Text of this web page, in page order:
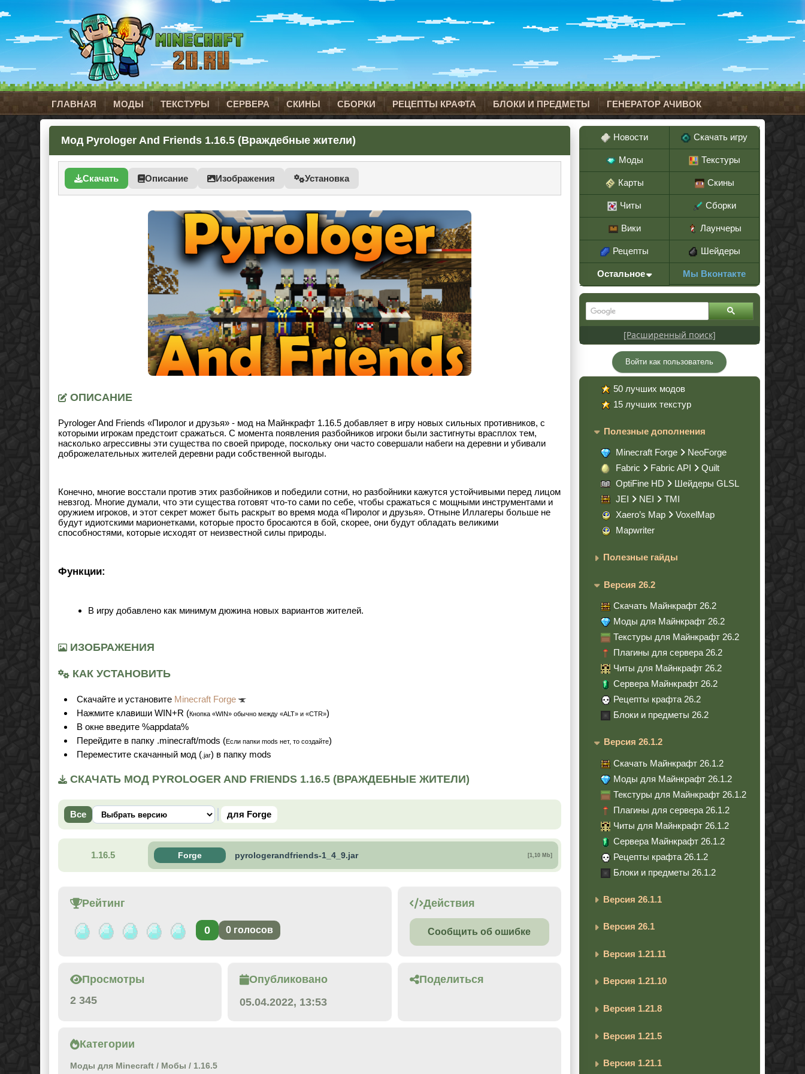
ГЛАВНАЯ МОДЫ ТЕКСТУРЫ СЕРВЕРА СКИНЫ СБОРКИ РЕЦЕПТЫ КРАФТА БЛОКИ И ПРЕДМЕТЫ ГЕНЕРАТОР АЧИВОК
Мод Pyrologer And Friends 1.16.5 (Враждебные жители)
Скачать Описание Изображения Установка
ОПИСАНИЕ
Pyrologer And Friends «Пиролог и друзья» - мод на Майнкрафт 1.16.5 добавляет в игру новых сильных противников, с
которыми игрокам предстоит сражаться. С момента появления разбойников игроки были застигнуты врасплох тем,
насколько агрессивны эти существа по своей природе, поскольку они часто совершали набеги на деревни и убивали
доброжелательных жителей деревни ради собственной выгоды.
Конечно, многие восстали против этих разбойников и победили сотни, но разбойники кажутся устойчивыми перед лицом
невзгод. Многие думали, что эти существа готовят что-то сами по себе, чтобы сражаться с мощными инструментами и
оружием игроков, и этот секрет может быть раскрыт во время мода «Пиролог и друзья». Отныне Иллагеры больше не
будут идиотскими марионетками, которые просто бросаются в бой, скорее, они будут обладать великими
способностями, которые исходят от неизвестной силы природы.
Функции:
В игру добавлено как минимум дюжина новых вариантов жителей.
ИЗОБРАЖЕНИЯ
КАК УСТАНОВИТЬ
Cкачайте и установите Minecraft Forge
Нажмите клавиши WIN+R (Кнопка «WIN» обычно между «ALT» и «CTR»)
В окне введите %appdata%
Перейдите в папку .minecraft/mods (Если папки mods нет, то создайте)
Переместите скачанный мод ( .jar) в папку mods
СКАЧАТЬ МОД PYROLOGER AND FRIENDS 1.16.5 (ВРАЖДЕБНЫЕ ЖИТЕЛИ)
Все для Forge
1.16.5 Forge pyrologerandfriends-1_4_9.jar [1,10 Mb]
Рейтинг
0 0 голосов
Действия
Сообщить об ошибке
Просмотры
2 345
Опубликовано
05.04.2022, 13:53
Поделиться
Категории
Моды для Minecraft / Мобы / 1.16.5
Новости Скачать игру
Моды Текстуры
Карты Скины
Читы Сборки
Вики Лаунчеры
Рецепты Шейдеры
Остальное Мы Вконтакте
[Расширенный поиск]
Войти как пользователь
50 лучших модов
15 лучших текстур
Полезные дополнения
Minecraft Forge
NeoForge
Fabric
Fabric API
Quilt
OptiFine HD
Шейдеры GLSL
JEI
NEI
TMI
Xaero’s Map
VoxelMap
Mapwriter
Полезные гайды
Версия 26.2
Скачать Майнкрафт 26.2
Моды для Майнкрафт 26.2
Текстуры для Майнкрафт 26.2
Плагины для сервера 26.2
Читы для Майнкрафт 26.2
Сервера Майнкрафт 26.2
Рецепты крафта 26.2
Блоки и предметы 26.2
Версия 26.1.2
Скачать Майнкрафт 26.1.2
Моды для Майнкрафт 26.1.2
Текстуры для Майнкрафт 26.1.2
Плагины для сервера 26.1.2
Читы для Майнкрафт 26.1.2
Сервера Майнкрафт 26.1.2
Рецепты крафта 26.1.2
Блоки и предметы 26.1.2
Версия 26.1.1
Версия 26.1
Версия 1.21.11
Версия 1.21.10
Версия 1.21.8
Версия 1.21.5
Версия 1.21.1